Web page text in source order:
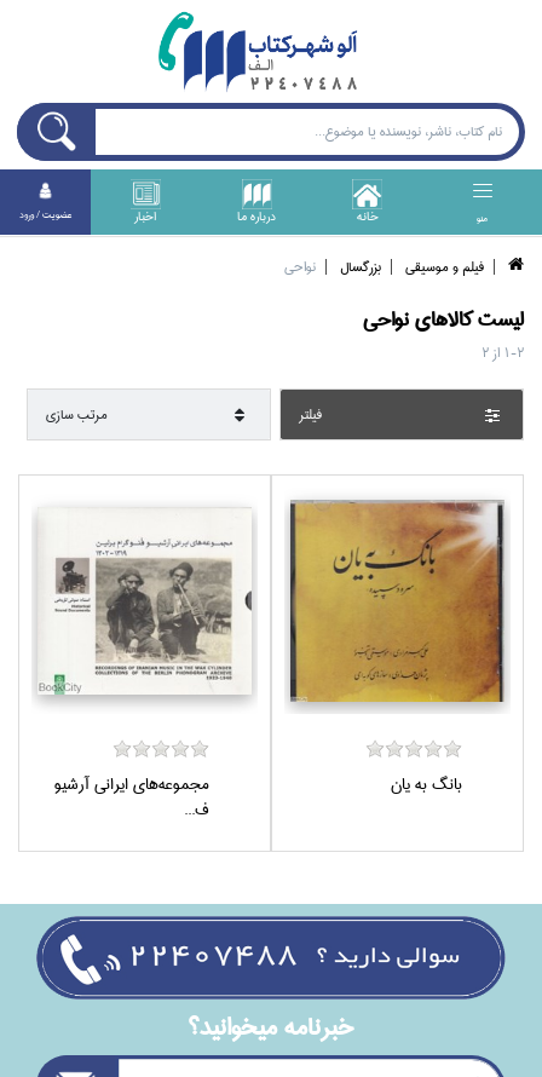
منو خانه درباره ما اخبار عضويت / ورود
فيلم و موسيقي بزرگسال نواحي
ليست کالا‌هاينواحي
1-2 از2
فيلتر مرتب سازي
بانگ به يان
مجموعه‌هاي ايراني آرشيو
ف...
خبرنامه ميخوانيد؟